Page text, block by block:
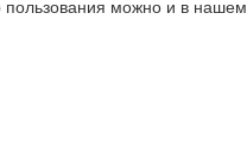
пользования можно и в нашем